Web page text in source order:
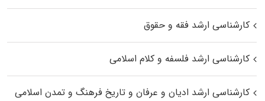
کارشناسی ارشد فقه و حقوق
کارشناسی ارشد فلسفه و کلام اسلامی
کارشناسی ارشد ادیان و عرفان و تاریخ فرهنگ و تمدن اسلامی